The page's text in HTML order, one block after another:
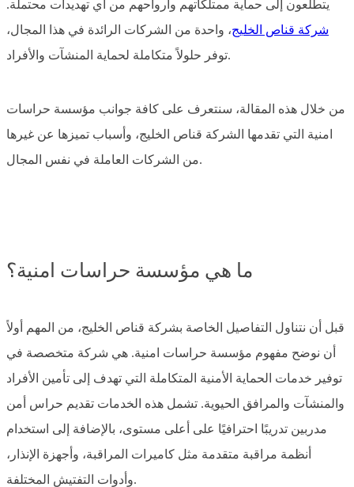
يتطلعون إلى حماية ممتلكاتهم وأرواحهم من أي تهديدات محتملة.
شركة قناص الخليج، واحدة من الشركات الرائدة في هذا المجال،
توفر حلولاً متكاملة لحماية المنشآت والأفراد.
من خلال هذه المقالة، سنتعرف على كافة جوانب مؤسسة حراسات
امنية التي تقدمها الشركة قناص الخليج، وأسباب تميزها عن غيرها
من الشركات العاملة في نفس المجال.
ما هي مؤسسة حراسات امنية؟
قبل أن نتناول التفاصيل الخاصة بشركة قناص الخليج، من المهم أولاً
أن نوضح مفهوم مؤسسة حراسات امنية. هي شركة متخصصة في
توفير خدمات الحماية الأمنية المتكاملة التي تهدف إلى تأمين الأفراد
والمنشآت والمرافق الحيوية. تشمل هذه الخدمات تقديم حراس أمن
مدربين تدريبًا احترافيًا على أعلى مستوى، بالإضافة إلى استخدام
أنظمة مراقبة متقدمة مثل كاميرات المراقبة، وأجهزة الإنذار،
وأدوات التفتيش المختلفة.